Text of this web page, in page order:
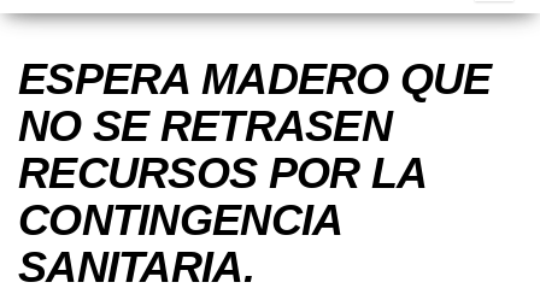
ESPERA MADERO QUE
NO SE RETRASEN
RECURSOS POR LA
CONTINGENCIA
SANITARIA.